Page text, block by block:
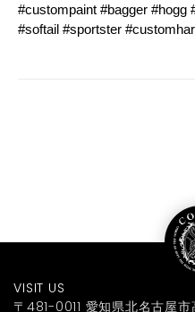
#custompaint #bagger #hogg
#softail #sportster
VISIT US
〒481-0011 愛知県北名古屋市